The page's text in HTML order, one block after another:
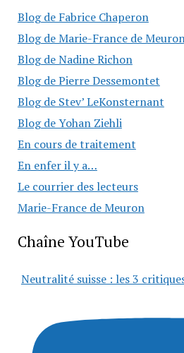
Blog de Fabrice Chaperon
Blog de Marie-France de
Blog de Nadine Richon
Blog de Pierre Dessemontet
Blog de Stev’ LeKonsternant
Blog de Yohan Ziehli
En cours de traitement
En enfer il y a…
Le courrier des lecteurs
Marie-France de Meuron
Chaîne YouTube
Neutralité suisse : les 3